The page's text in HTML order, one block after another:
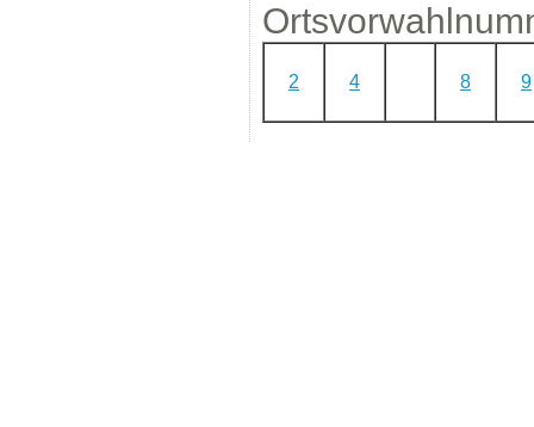
2 4 8 9